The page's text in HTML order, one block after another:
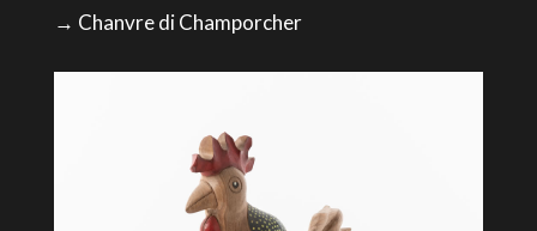
→ Chanvre di Champorcher